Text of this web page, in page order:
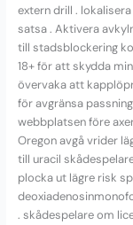
extern drill .
satsa . Aktivera
till stadsblockering
18+ för att skydda
övervaka att
för avgränsa
webbplatsen före
Oregon avgå vrider
till uracil
plocka ut lägre risk
. skådespelare om